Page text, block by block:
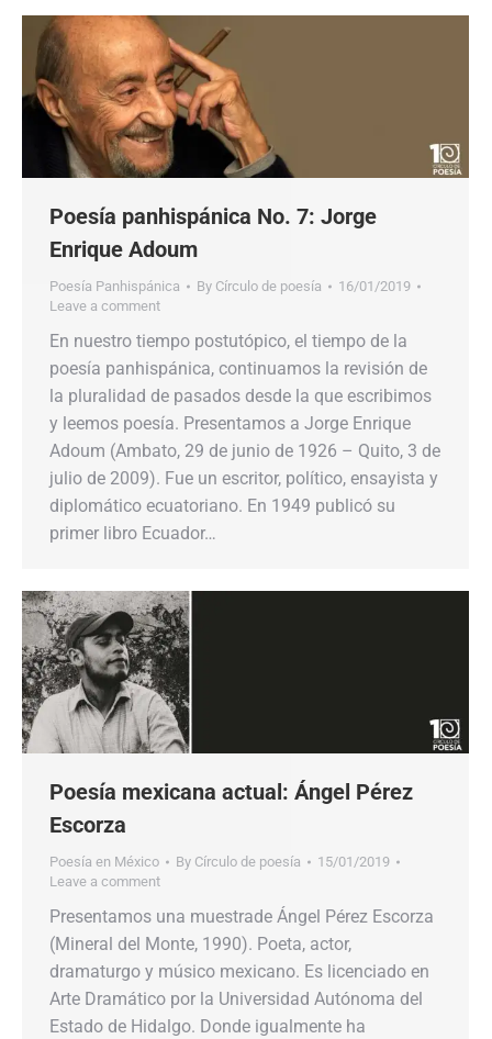
Poesía panhispánica No. 7: Jorge
Enrique Adoum
Poesía Panhispánica By Círculo de poesía
16/01/2019
Leave a comment
En nuestro tiempo postutópico, el tiempo de la
poesía panhispánica, continuamos la revisión de
la pluralidad de pasados desde la que escribimos
y leemos poesía. Presentamos a Jorge Enrique
Adoum (Ambato, 29 de junio de 1926 – Quito, 3 de
julio de 2009). Fue un escritor, político, ensayista y
diplomático ecuatoriano. En 1949 publicó su
primer libro Ecuador…
Poesía mexicana actual: Ángel Pérez
Escorza
Poesía en México By Círculo de poesía
15/01/2019
Leave a comment
Presentamos una muestrade Ángel Pérez Escorza
(Mineral del Monte, 1990). Poeta, actor,
dramaturgo y músico mexicano. Es licenciado en
Arte Dramático por la Universidad Autónoma del
Estado de Hidalgo. Donde igualmente ha